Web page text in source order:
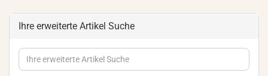
Ihre erweiterte Artikel Suche
Ihre
erweiterte